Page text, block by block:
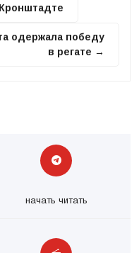
одержала победу
в регате →
начать читать